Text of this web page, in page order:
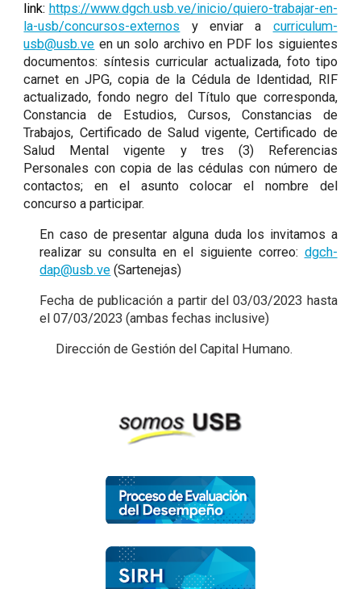
link: https://www.dgch.usb.ve/inicio/quiero-trabajar-en-
la-usb/concursos-externos y enviar a curriculum-
usb@usb.ve en un solo archivo en PDF los siguientes
documentos: síntesis curricular actualizada, foto tipo
carnet en JPG, copia de la Cédula de Identidad, RIF
actualizado, fondo negro del Título que corresponda,
Constancia de Estudios, Cursos, Constancias de
Trabajos, Certificado de Salud vigente, Certificado de
Salud Mental vigente y tres (3) Referencias
Personales con copia de las cédulas con número de
contactos; en el asunto colocar el nombre del
concurso a participar.
En caso de presentar alguna duda los invitamos a
realizar su consulta en el siguiente correo: dgch-
dap@usb.ve (Sartenejas)
Fecha de publicación a partir del 03/03/2023 hasta
el 07/03/2023 (ambas fechas inclusive)
Dirección de Gestión del Capital Humano.